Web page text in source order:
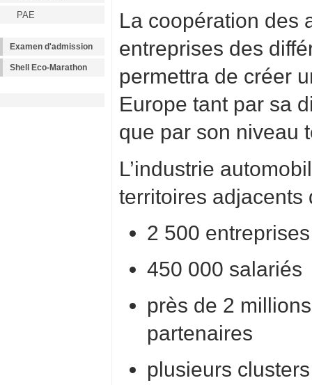
PAE
Examen d'admission
Shell Eco-Marathon
La coopération des
entreprises des
permettra de créer
Europe tant par sa
que par son niveau
L’industrie
territoires adjacents
2 500 entreprises
450 000 salariés
près de 2
partenaires
plusieurs